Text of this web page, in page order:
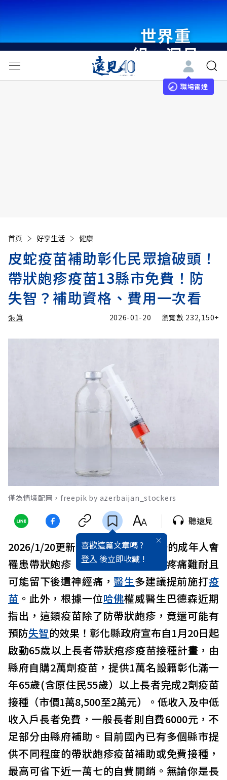
世界重
組・洞見
未來 與
世界領袖
職場雷達
首頁 好享生活 健康
皮蛇疫苗補助彰化民眾搶破頭！
帶狀皰疹疫苗13縣市免費！防
失智？補助資格、費用一次看
張眞 2026-01-20 瀏覽數 232,150+
僅為情境配圖，freepik by azerbaijan_stockers
喜歡這篇文章嗎 ?
登入 後立即收藏 !
聽遠見
2026/1/20更新：每年約有三分之一的成年人會
罹患帶狀皰疹（俗稱「皮蛇」），疼痛難耐且
可能留下後遺神經痛，醫生多建議提前施打疫
苗 。此外，根據一位哈佛權威醫生巴德森近期
指出，這類疫苗除了防帶狀皰疹，竟還可能有
預防失智的效果！彰化縣政府宣布自1月20日起
啟動65歲以上長者帶狀疱疹疫苗接種計畫，由
縣府自購2萬劑疫苗，提供1萬名設籍彰化滿一
年65歲(含原住民55歲）以上長者完成2劑疫苗
接種（市價1萬8,500至2萬元）。低收入及中低
收入戶長者免費，一般長者則自費6000元，不
足部分由縣府補助。目前國內已有多個縣市提
供不同程度的帶狀皰疹疫苗補助或免費接種，
最高可省下近一萬七的自費開銷。無論你是長